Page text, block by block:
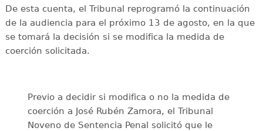
De esta cuenta, el Tribunal reprogramó la continuación
de la audiencia para el próximo 13 de agosto, en la que
se tomará la decisión si se modifica la medida de
coerción solicitada.
Previo a decidir si modifica o no la medida de
coerción a José Rubén Zamora, el Tribunal
Noveno de Sentencia Penal solicitó que le